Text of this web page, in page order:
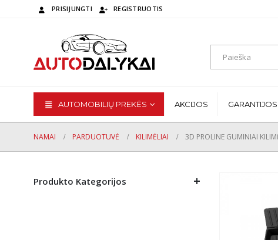
PRISIJUNGTI REGISTRUOTIS
AUTOMOBILIŲ PREKĖS AKCIJOS GARANTIJOS
NAMAI PARDUOTUVĖ KILIMĖLIAI 3D PROLINE GUMINIAI
Produkto Kategorijos